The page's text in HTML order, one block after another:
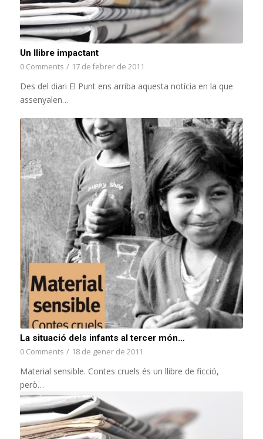
Un llibre impactant
0 Comments / 17 de febrer de 2011
Des del diari El Punt ens arriba aquesta notícia en la que
assenyalen…
La situació dels infants al tercer món…
0 Comments / 18 de gener de 2011
Material sensible. Contes cruels és un llibre de ficció,
però…